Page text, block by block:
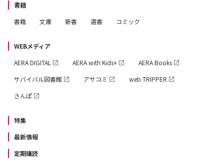
書籍
書籍
文庫 新書 選書 コミック
WEBメディア
AERA DIGITAL
AERA with Kids+
AERA Books
サバイバル図書館
アサコミ
web TRIPPER
さんぽ
特集
最新情報
定期購読